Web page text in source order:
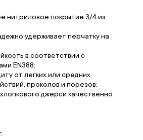
нитриловое покрытие 3/4 из
удерживает перчатку на
в соответствии с
EN388;
от легких или средних
проколов и порезов;
джерси качественно